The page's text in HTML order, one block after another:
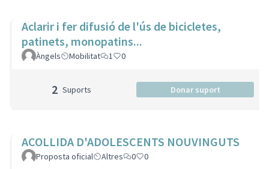
Aclarir i fer difusió de l'ús de bicicletes,
patinets, monopatins...
Àngels Mobilitat 1 0
2 Suports Donar suport
ACOLLIDA D'ADOLESCENTS NOUVINGUTS
Proposta oficial Altres 0 0